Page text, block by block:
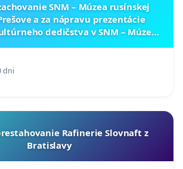
SNM – Múzea rusínskej
a za nápravu prezentácie
dedičstva v SNM – Múzeu
dni
Rafinerie Slovnaft z
Bratislavy